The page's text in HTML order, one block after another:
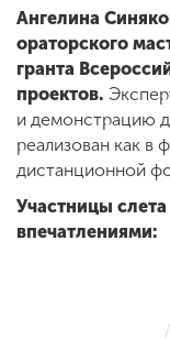
Ангелина
ораторского
гранта
проектов.
и демонстрацию
реализован как в
дистанционной
Участницы
впечатлениями: